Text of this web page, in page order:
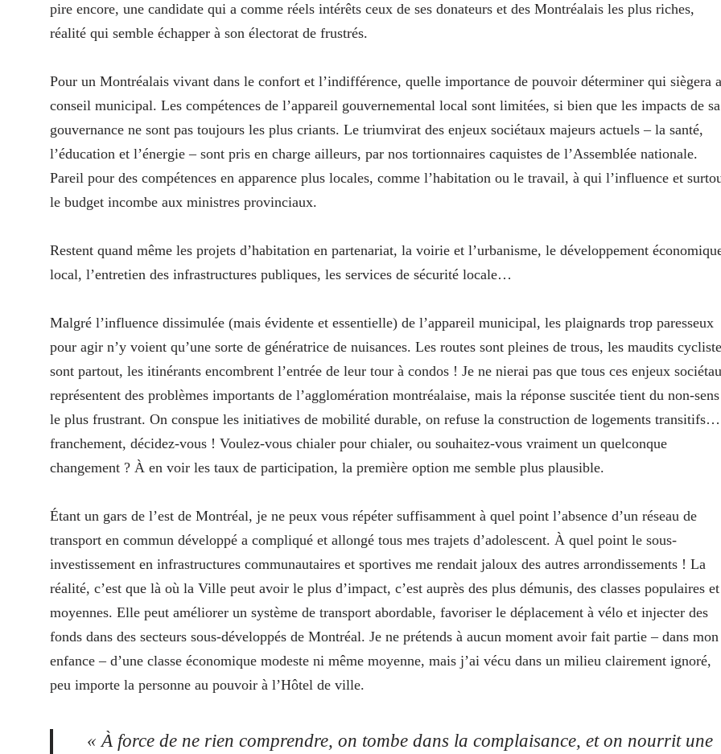
pire encore, une candidate qui a comme réels intérêts ceux de ses donateurs et des Montréalais les plus riches,
réalité qui semble échapper à son électorat de frustrés.
Pour un Montréalais vivant dans le confort et l’indifférence, quelle importance de pouvoir déterminer qui siègera
conseil municipal. Les compétences de l’appareil gouvernemental local sont limitées, si bien que les impacts de sa
gouvernance ne sont pas toujours les plus criants. Le triumvirat des enjeux sociétaux majeurs actuels – la santé,
l’éducation et l’énergie – sont pris en charge ailleurs, par nos tortionnaires caquistes de l’Assemblée nationale.
Pareil pour des compétences en apparence plus locales, comme l’habitation ou le travail, à qui l’influence et
le budget incombe aux ministres provinciaux.
Restent quand même les projets d’habitation en partenariat, la voirie et l’urbanisme, le développement
local, l’entretien des infrastructures publiques, les services de sécurité locale…
Malgré l’influence dissimulée (mais évidente et essentielle) de l’appareil municipal, les plaignards trop paresseux
pour agir n’y voient qu’une sorte de génératrice de nuisances. Les routes sont pleines de trous, les maudits
sont partout, les itinérants encombrent l’entrée de leur tour à condos ! Je ne nierai pas que tous ces enjeux
représentent des problèmes importants de l’agglomération montréalaise, mais la réponse suscitée tient du non-sens
le plus frustrant. On conspue les initiatives de mobilité durable, on refuse la construction de logements transitifs…
franchement, décidez-vous ! Voulez-vous chialer pour chialer, ou souhaitez-vous vraiment un quelconque
changement ? À en voir les taux de participation, la première option me semble plus plausible.
Étant un gars de l’est de Montréal, je ne peux vous répéter suffisamment à quel point l’absence d’un réseau de
transport en commun développé a compliqué et allongé tous mes trajets d’adolescent. À quel point le sous-
investissement en infrastructures communautaires et sportives me rendait jaloux des autres arrondissements ! La
réalité, c’est que là où la Ville peut avoir le plus d’impact, c’est auprès des plus démunis, des classes populaires et
moyennes. Elle peut améliorer un système de transport abordable, favoriser le déplacement à vélo et injecter des
fonds dans des secteurs sous-développés de Montréal. Je ne prétends à aucun moment avoir fait partie – dans mon
enfance – d’une classe économique modeste ni même moyenne, mais j’ai vécu dans un milieu clairement ignoré,
peu importe la personne au pouvoir à l’Hôtel de ville.
« À force de ne rien comprendre, on tombe dans la complaisance, et on nourrit une